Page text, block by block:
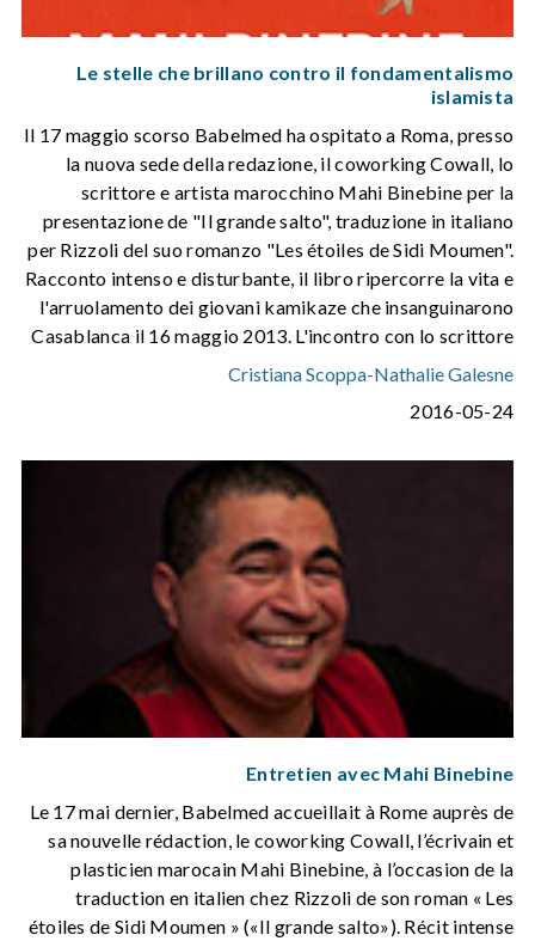
Le stelle che brillano contro il fondamentalismo
islamista
Il 17 maggio scorso Babelmed ha ospitato a Roma, presso
la nuova sede della redazione, il coworking Cowall, lo
scrittore e artista marocchino Mahi Binebine per la
presentazione de "Il grande salto", traduzione in italiano
per Rizzoli del suo romanzo "Les étoiles de Sidi Moumen".
Racconto intenso e disturbante, il libro ripercorre la vita e
l'arruolamento dei giovani kamikaze che insanguinarono
Casablanca il 16 maggio 2013. L'incontro con lo scrittore
Nathalie Galesne
-
Cristiana Scoppa
2016-05-24
Entretien avec Mahi Binebine
Le 17 mai dernier, Babelmed accueillait à Rome auprès de
sa nouvelle rédaction, le coworking Cowall, l’écrivain et
plasticien marocain Mahi Binebine, à l’occasion de la
traduction en italien chez Rizzoli de son roman « Les
étoiles de Sidi Moumen » («Il grande salto»). Récit intense